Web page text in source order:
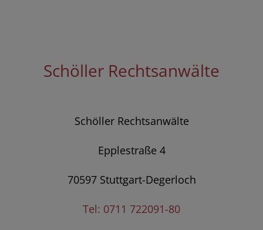
Schöller Rechtsanwälte
Schöller Rechtsanwälte
Epplestraße 4
70597 Stuttgart-Degerloch
Tel: 0711 722091-80